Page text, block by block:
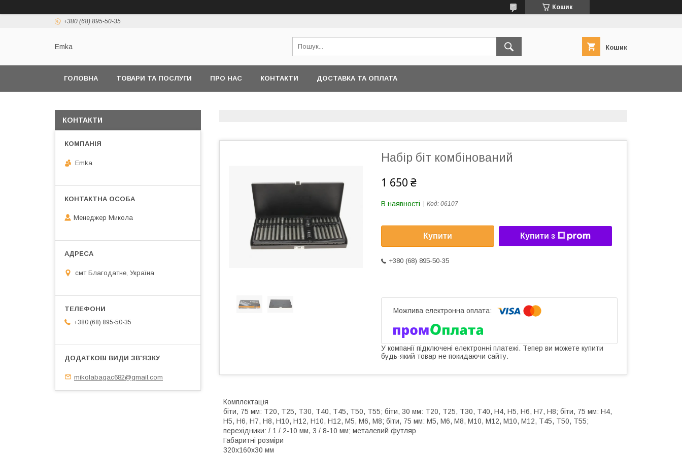
Кошик
+380 (68) 895-50-35
Emka Кошик
ГОЛОВНА ТОВАРИ ТА ПОСЛУГИ ПРО НАС КОНТАКТИ ДОСТАВКА ТА ОПЛАТА
Набір біт комбінований
1 650 ₴
В наявності Код: 06107
Купити Купити з
+380 (68) 895-50-35
У компанії підключені електронні платежі. Тепер ви можете купити
будь-який товар не покидаючи сайту.
Комплектація
біти, 75 мм: T20, T25, T30, T40, T45, T50, T55; біти, 30 мм: T20, T25, T30, T40, H4, H5, H6, H7, H8; біти, 75 мм: H4,
H5, H6, H7, H8, H10, H12, H10, H12, M5, M6, M8; біти, 75 мм: M5, M6, M8, M10, M12, M10, M12, T45, T50, T55;
перехідники: / 1 / 2-10 мм, 3 / 8-10 мм; металевий футляр
Габаритні розміри
320х160х30 мм
КОНТАКТИ
Emka
Менеджер Микола
смт Благодатне, Україна
+380 (68) 895-50-35
mikolabagac682@gmail.com